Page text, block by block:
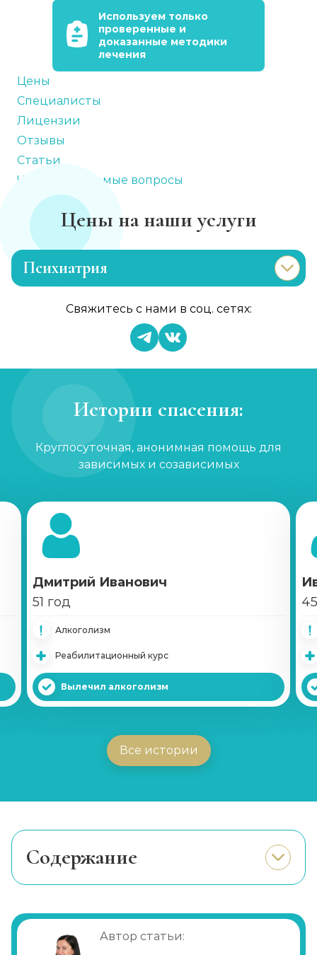
Используем только
проверенные и
доказанные методики
лечения
Цены
Специалисты
Лицензии
Отзывы
Статьи
Часто задаваемые вопросы
Цены на наши услуги
Психиатрия
Скорая психиатрическая помощь
от 5 000 ₽ Записаться
от 2 500 ₽/сеанс Записаться
Свяжитесь с нами в соц. сетях:
Истории спасения:
Круглосуточная, анонимная помощь для
зависимых и созависимых
Дмитрий Иванович
51 год
Алкоголизм
Реабилитационный курс
Вылечил алкоголизм
Все истории
Cодержание
Медикаментозное лечение
суицидального поведения
Автор статьи: